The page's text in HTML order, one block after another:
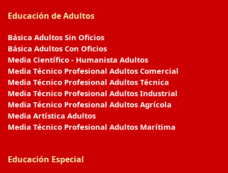
Educación de Adultos
Básica Adultos Sin Oficios
Básica Adultos Con Oficios
Media Científico - Humanista Adultos
Media Técnico Profesional Adultos Comercial
Media Técnico Profesional Adultos Técnica
Media Técnico Profesional Adultos Industrial
Media Técnico Profesional Adultos Agrícola
Media Artística Adultos
Media Técnico Profesional Adultos Marítima
Educación Especial